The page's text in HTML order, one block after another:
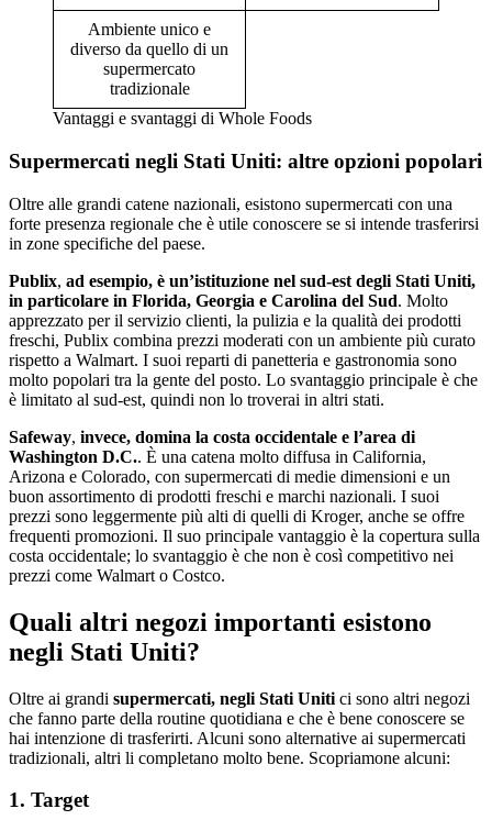
Ambiente unico e
diverso da quello di un
supermercato
tradizionale
Vantaggi e svantaggi di Whole Foods
Supermercati negli Stati Uniti: altre opzioni popolari
Oltre alle grandi catene nazionali, esistono supermercati con una
forte presenza regionale che è utile conoscere se si intende trasferirsi
in zone specifiche del paese.
Publix, ad esempio, è un’istituzione nel sud-est degli Stati Uniti,
in particolare in Florida, Georgia e Carolina del Sud. Molto
apprezzato per il servizio clienti, la pulizia e la qualità dei prodotti
freschi, Publix combina prezzi moderati con un ambiente più curato
rispetto a Walmart. I suoi reparti di panetteria e gastronomia sono
molto popolari tra la gente del posto. Lo svantaggio principale è che
è limitato al sud-est, quindi non lo troverai in altri stati.
Safeway, invece, domina la costa occidentale e l’area di
Washington D.C.. È una catena molto diffusa in California,
Arizona e Colorado, con supermercati di medie dimensioni e un
buon assortimento di prodotti freschi e marchi nazionali. I suoi
prezzi sono leggermente più alti di quelli di Kroger, anche se offre
frequenti promozioni. Il suo principale vantaggio è la copertura sulla
costa occidentale; lo svantaggio è che non è così competitivo nei
prezzi come Walmart o Costco.
Quali altri negozi importanti esistono
negli Stati Uniti?
Oltre ai grandi supermercati, negli Stati Uniti ci sono altri negozi
che fanno parte della routine quotidiana e che è bene conoscere se
hai intenzione di trasferirti. Alcuni sono alternative ai supermercati
tradizionali, altri li completano molto bene. Scopriamone alcuni:
1. Target